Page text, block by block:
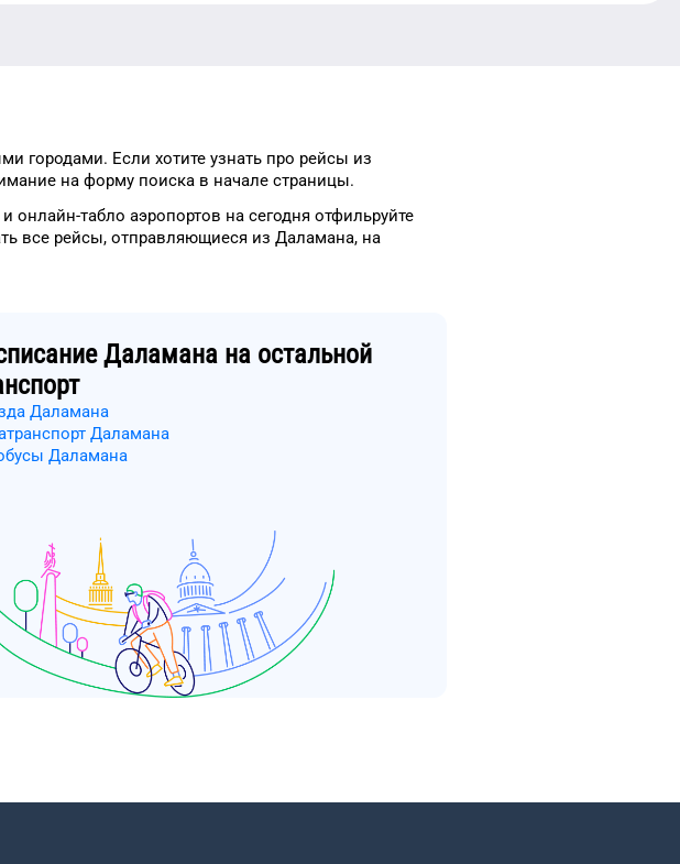
городами. Если хотите узнать про рейсы из
на форму поиска в начале страницы.
онлайн-табло аэропортов на сегодня отфильруйте
все рейсы, отправляющиеся из Даламана, на
Даламана на остальной
Даламана
Даламана
Даламана